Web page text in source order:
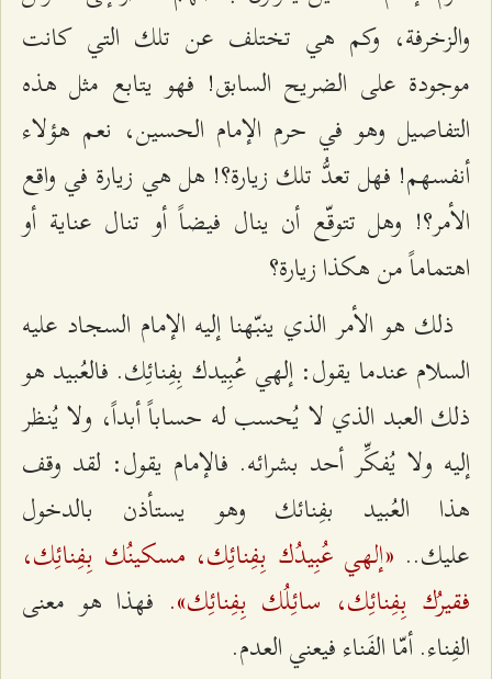
والزخرفة، وكم هي تختلف عن تلك التي كانت
موجودة على الضريح السابق! فهو يتابع مثل هذه
التفاصيل وهو في حرم الإمام الحسين، نعم هؤلاء
أنفسهم! فهل تعدُّ تلك زيارة؟! هل هي زيارة في واقع
الأمر؟! وهل تتوقّع أن ينال فيضاً أو تنال عناية أو
اهتماماً من هكذا زيارة؟
ذلك هو الأمر الذي ينبّهنا إليه الإمام السجاد عليه
السلام عندما يقول: إلهي عُبِيدك بِفِنائِك. فالعُبيد هو
ذلك العبد الذي لا يُحسب له حساباً أبداً، ولا يُنظر
إليه ولا يُفكِّر أحد بشرائه. فالإمام يقول: لقد وقف
هذا العُبيد بفِنائك وهو يستأذن بالدخول
عليك.. «إلهي عُبِيدُك بِفِنائِك، مسكينُك بِفِنائِك،
فقيرُك بِفِنائِك، سائِلُك بِفِنائِك». فهذا هو معنى
الفِناء. أمّا الفَناء فيعني العدم.